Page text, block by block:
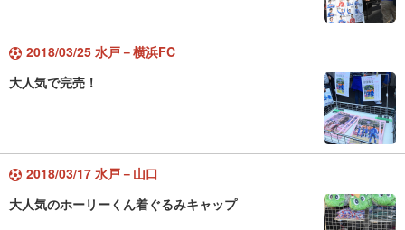
2018/03/25 水戸－横浜FC
大人気で完売！
2018/03/17 水戸－山口
大人気のホーリーくん着ぐるみキャップ